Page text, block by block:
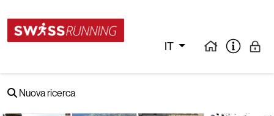
IT
Nuova ricerca